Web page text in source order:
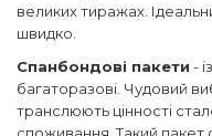
великих тиражах.
швидко.
Спанбондові пакети -
багаторазові. Чудовий
транслюють цінності